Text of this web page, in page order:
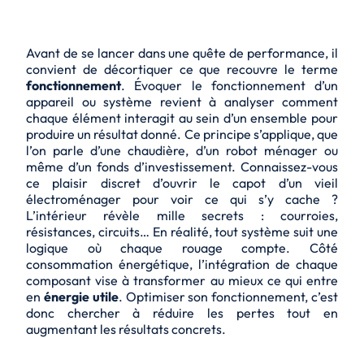
Avant de se lancer dans une quête de performance, il
convient de décortiquer ce que recouvre le terme
fonctionnement. Évoquer le fonctionnement d’un
appareil ou système revient à analyser comment
chaque élément interagit au sein d’un ensemble pour
produire un résultat donné. Ce principe s’applique, que
l’on parle d’une chaudière, d’un robot ménager ou
même d’un fonds d’investissement. Connaissez-vous
ce plaisir discret d’ouvrir le capot d’un vieil
électroménager pour voir ce qui s’y cache ?
L’intérieur révèle mille secrets : courroies,
résistances, circuits… En réalité, tout système suit une
logique où chaque rouage compte. Côté
consommation énergétique, l’intégration de chaque
composant vise à transformer au mieux ce qui entre
en énergie utile. Optimiser son fonctionnement, c’est
donc chercher à réduire les pertes tout en
augmentant les résultats concrets.